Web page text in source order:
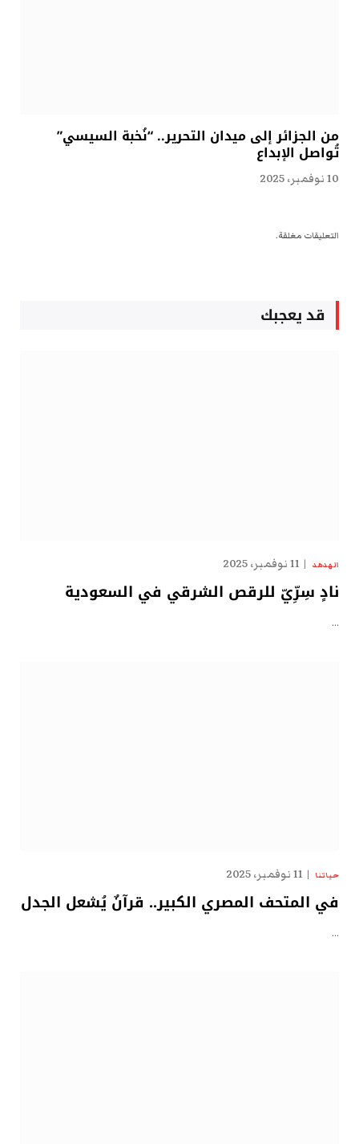
من الجزائر إلى ميدان التحرير.. “نُخبة السيسي”
تُواصل الإبداع
10 نوفمبر، 2025
التعليقات مغلقة.
قد يعجبك
الهدهد 11 نوفمبر، 2025
نادٍ سِرِّيّ للرقص الشرقي في السعودية
…
حياتنا 11 نوفمبر، 2025
في المتحف المصري الكبير.. قرآنٌ يُشعل الجدل
…